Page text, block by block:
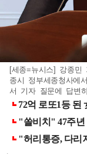
[세종=뉴시스] 강종
종시 정부세종청사에
서 기자 질문에 답변